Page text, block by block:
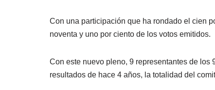
Con una participación que ha rondado el cien
noventa y uno por ciento de los votos emitidos.
Con este nuevo pleno, 9 representantes de
resultados de hace 4 años, la totalidad del